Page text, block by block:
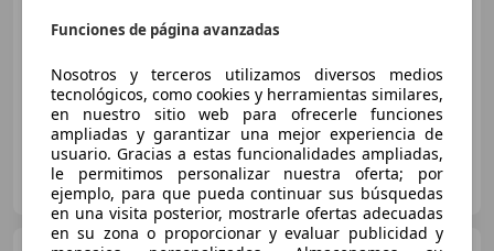
07/2007 10.000 km Gasolina 65 kW (88 CV)
Particular
DE-45219 Essen, Stadt
Funciones de página avanzadas
Nosotros y terceros utilizamos diversos medios
tecnológicos, como cookies y herramientas similares,
en nuestro sitio web para ofrecerle funciones
ampliadas y garantizar una mejor experiencia de
usuario. Gracias a estas funcionalidades ampliadas,
le permitimos personalizar nuestra oferta; por
ejemplo, para que pueda continuar sus búsquedas
en una visita posterior, mostrarle ofertas adecuadas
en su zona o proporcionar y evaluar publicidad y